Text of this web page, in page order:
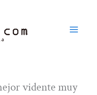
vidente muy